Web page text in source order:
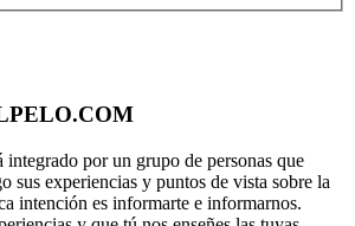
integrado por un grupo de personas que
sus experiencias y puntos de vista sobre la
intención es informarte e informarnos.